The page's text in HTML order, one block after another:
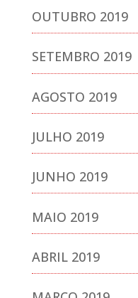
OUTUBRO 2019
SETEMBRO 2019
AGOSTO 2019
JULHO 2019
JUNHO 2019
MAIO 2019
ABRIL 2019